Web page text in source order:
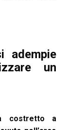
adempie
un
costretto a